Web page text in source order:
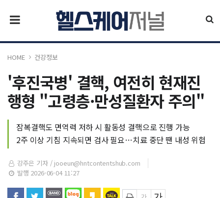
HOME 건강정보
'후진국병' 결핵, 여전히 현재진
행형 "고령층·만성질환자 주의"
잠복결핵도 면역력 저하 시 활동성 결핵으로 진행 가능
2주 이상 기침 지속되면 검사 필요…치료 중단 땐 내성 위험
강주은 기자 / jooeun@hntcontentshub.com
발행 2026-06-04 11:27